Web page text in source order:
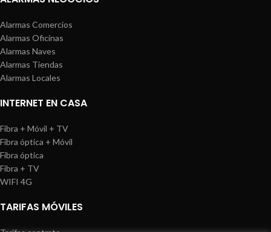
Alarmas Comercios
Alarmas Oficinas
Alarmas Naves
Alarmas Tiendas
Alarmas Locales
INTERNET EN CASA
Fibra + Móvil + TV
Fibra óptica + Móvil
Fibra óptica
Fibra + TV
WIFI 4G
TARIFAS MÓVILES